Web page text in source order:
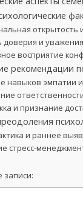
открытость
доверия и уважения
восприятие
рекомендации
навыков эмпатии
и признание
и раннее
стресс-
записи: